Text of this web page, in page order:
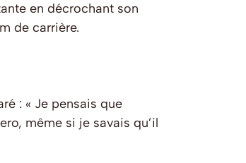
en décrochant son
de carrière.
: « Je pensais que
même si je savais qu’il